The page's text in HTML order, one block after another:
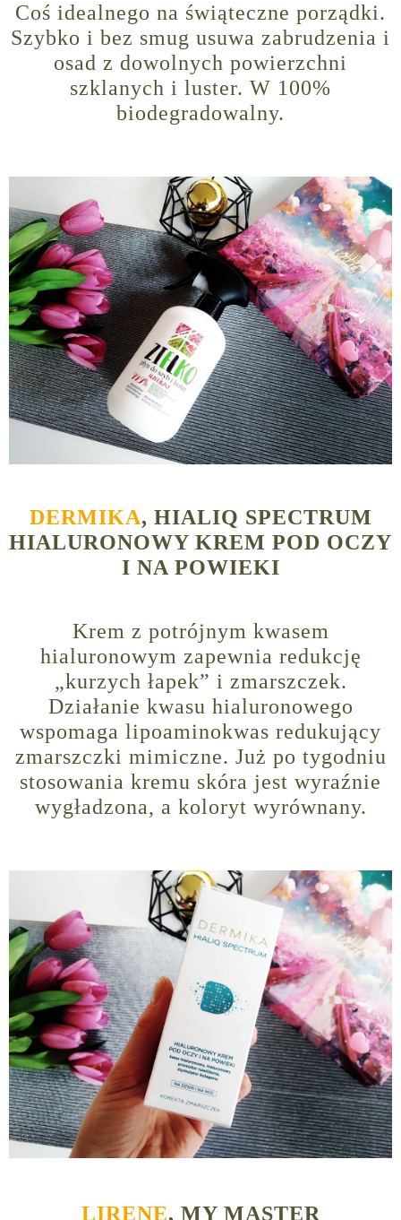
Coś idealnego na świąteczne porządki.
Szybko i bez smug usuwa zabrudzenia i
osad z dowolnych powierzchni
szklanych i luster. W 100%
biodegradowalny.
DERMIKA, HIALIQ SPECTRUM
HIALURONOWY KREM POD OCZY
I NA POWIEKI
Krem z potrójnym kwasem
hialuronowym zapewnia redukcję
„kurzych łapek” i zmarszczek.
Działanie kwasu hialuronowego
wspomaga lipoaminokwas redukujący
zmarszczki mimiczne. Już po tygodniu
stosowania kremu skóra jest wyraźnie
wygładzona, a koloryt wyrównany.
LIRENE, MY MASTER